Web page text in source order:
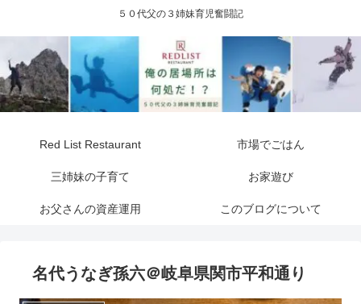
５０代父の３姉妹育児奮闘記
Red List Restaurant 市場でごはん
三姉妹の子育て お家遊び
お父さんの資産運用 このブログについて
名代うなぎ孫六＠岐阜県関市平和通り